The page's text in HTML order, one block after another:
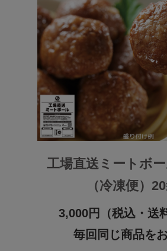
工場直送ミートボ
（冷凍便）
3,000円（税込・送
毎回同じ商品を